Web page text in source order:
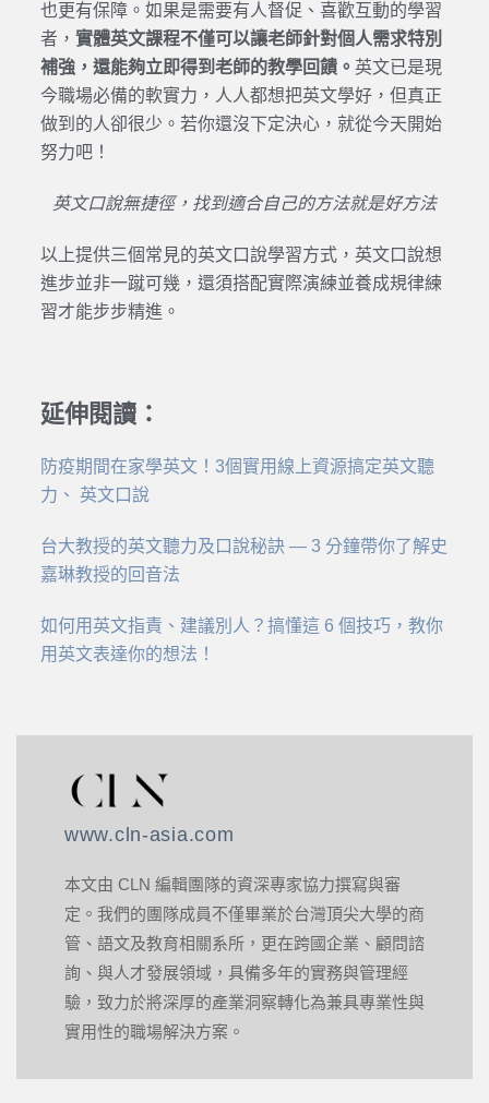
也更有保障。如果是需要有人督促、喜歡互動的學習
者， 實體英文課程不僅可以讓老師針對個人需求特別
補強，還能夠立即得到老師的教學回饋。 英文已是現
今職場必備的軟實力，人人都想把英文學好，但真正
做到的人卻很少。若你還沒下定決心，就從今天開始
努力吧！
英文口說無捷徑，找到適合自己的方法就是好方法
以上提供三個常見的英文口說學習方式，英文口說想
進步並非一蹴可幾，還須搭配實際演練並養成規律練
習才能步步精進。
延伸閱讀：
防疫期間在家學英文！3個實用線上資源搞定英文聽
力、 英文口說
台大教授的英文聽力及口說秘訣 — 3 分鐘帶你了解史
嘉琳教授的回音法
如何用英文指責、建議別人？搞懂這 6 個技巧，教你
用英文表達你的想法！
www.cln-asia.com
本文由 CLN 編輯團隊的資深專家協力撰寫與審
定。我們的團隊成員不僅畢業於台灣頂尖大學的商
管、語文及教育相關系所，更在跨國企業、顧問諮
詢、與人才發展領域，具備多年的實務與管理經
驗，致力於將深厚的產業洞察轉化為兼具專業性與
實用性的職場解決方案。